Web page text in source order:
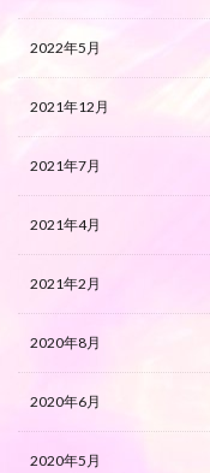
2022年5月
2021年12月
2021年7月
2021年4月
2021年2月
2020年8月
2020年6月
2020年5月